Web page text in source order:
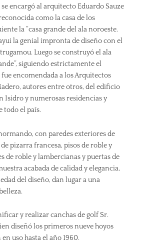
se encargó al arquitecto Eduardo Sauze
como la casa de los
la “casa grande del ala noroeste.
la genial impronta de diseño con el
Luego se construyó el ala
siguiendo estrictamente el
encomendada a los Arquitectos
autores entre otros, del edificio
Isidro y numerosas residencias y
todo el país.
con paredes exteriores de
pizarra francesa, pisos de roble y
de roble y lambercianas y puertas de
acabada de calidad y elegancia,
del diseño, dan lugar a una
y realizar canchas de golf Sr.
diseñó los primeros nueve hoyos
uso hasta el año 1960.